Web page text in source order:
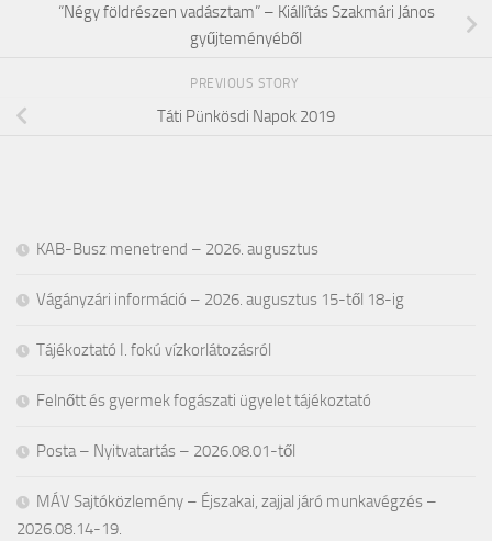
“Négy földrészen vadásztam” – Kiállítás Szakmári János
gyűjteményéből
PREVIOUS STORY
Táti Pünkösdi Napok 2019
KAB-Busz menetrend – 2026. augusztus
Vágányzári információ – 2026. augusztus 15-től 18-ig
Tájékoztató I. fokú vízkorlátozásról
Felnőtt és gyermek fogászati ügyelet tájékoztató
Posta – Nyitvatartás – 2026.08.01-től
MÁV Sajtóközlemény – Éjszakai, zajjal járó munkavégzés –
2026.08.14-19.